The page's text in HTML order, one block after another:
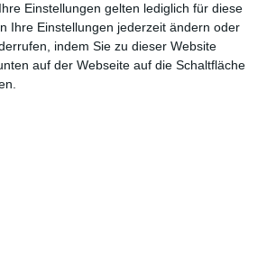
Einstellungen gelten lediglich für diese
Ihre Einstellungen jederzeit ändern oder
indem Sie zu dieser Website
auf der Webseite auf die Schaltfläche
für Dich: